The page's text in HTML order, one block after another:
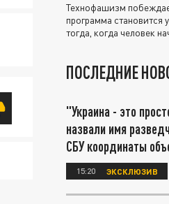
Технофашизм
программа становится
тогда, когда человек
ПОСЛЕДНИЕ
"Украина - это
назвали имя
СБУ координаты
15:20 ЭКСКЛЮЗИВ